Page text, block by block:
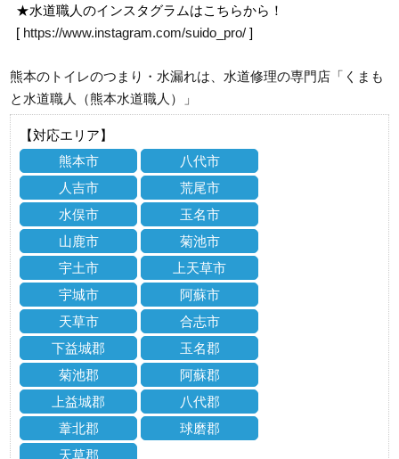
★水道職人のインスタグラムはこちらから！
[ https://www.instagram.com/suido_pro/ ]
熊本のトイレのつまり・水漏れは、水道修理の専門店「くまも
と水道職人（熊本水道職人）」
【対応エリア】
熊本市
八代市
人吉市
荒尾市
水俣市
玉名市
山鹿市
菊池市
宇土市
上天草市
宇城市
阿蘇市
天草市
合志市
下益城郡
玉名郡
菊池郡
阿蘇郡
上益城郡
八代郡
葦北郡
球磨郡
天草郡